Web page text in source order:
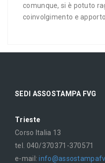
comunque, si è potuto
coinvolgimento e
SEDI ASSOSTAMPA FVG
Trieste
Corso Italia 13
tel. 040/370371-370571
e-mail: